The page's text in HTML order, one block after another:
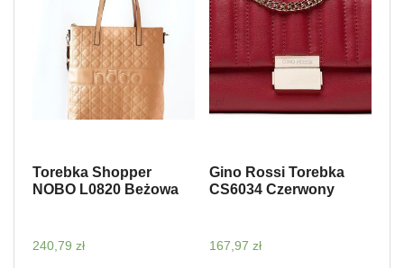
Torebka Shopper
NOBO L0820 Beżowa
240,79 zł
Gino Rossi Torebka
CS6034 Czerwony
167,97 zł